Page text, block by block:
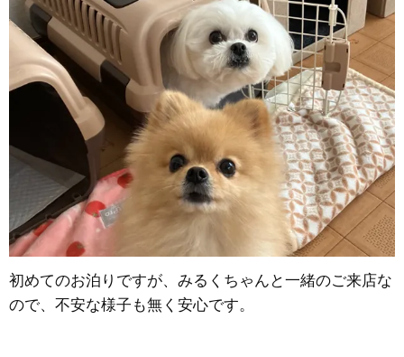
初めてのお泊りですが、みるくちゃんと一緒のご来店な
ので、不安な様子も無く安心です。